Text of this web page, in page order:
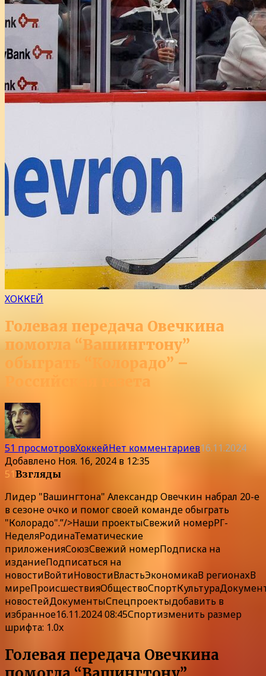
ХОККЕЙ
Голевая передача Овечкина
помогла “Вашингтону”
обыграть “Колорадо” –
Российская газета
51 просмотровХоккейНет комментариев16.11.2024
Добавлено Ноя. 16, 2024 в 12:35
51Взгляды
Лидер "Вашингтона" Александр Овечкин набрал 20-е
в сезоне очко и помог своей команде обыграть
"Колорадо".”/>Наши проектыСвежий номерРГ-
НеделяРодинаТематические
приложенияСоюзСвежий номерПодписка на
изданиеПодписаться на
новостиВойтиНовостиВластьЭкономикаВ регионахВ
миреПроисшествияОбществоСпортКультура
новостейДокументыСпецпроектыдобавить в
избранное16.11.2024 08:45Спортизменить размер
шрифта: 1.0x
Голевая передача Овечкина